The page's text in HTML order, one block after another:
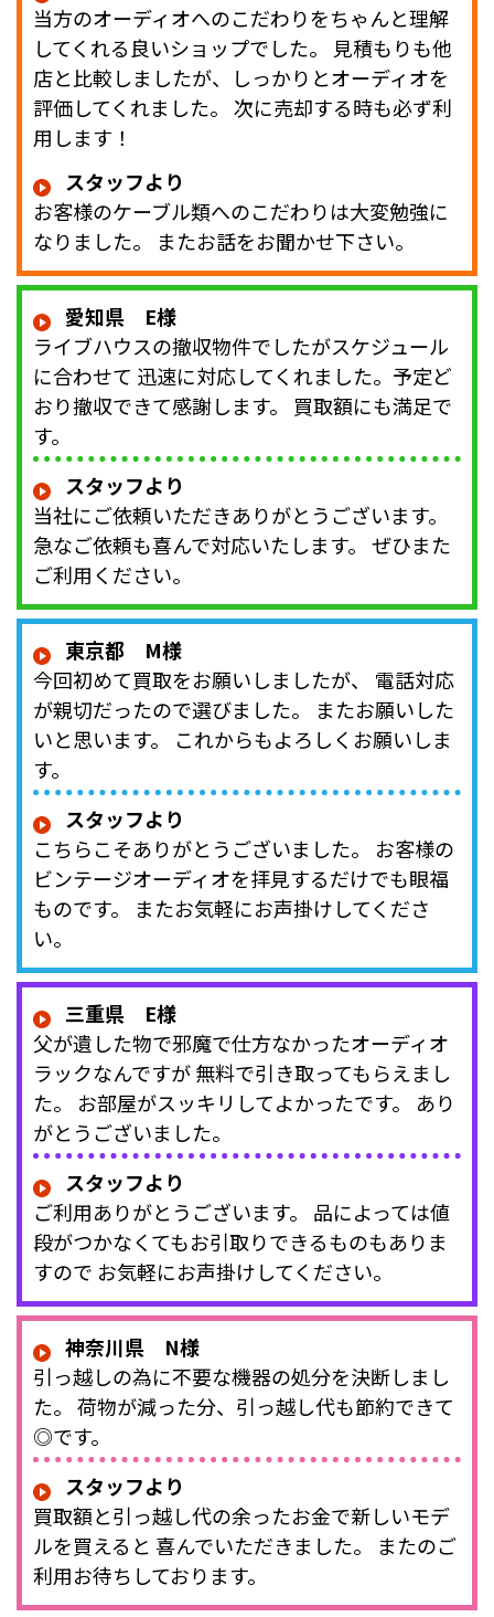
当方のオーディオへのこだわりをちゃんと理解
してくれる良いショップでした。 見積もりも他
店と比較しましたが、しっかりとオーディオを
評価してくれました。 次に売却する時も必ず利
用します！
スタッフより
お客様のケーブル類へのこだわりは大変勉強に
なりました。 またお話をお聞かせ下さい。
愛知県 E様
ライブハウスの撤収物件でしたがスケジュール
に合わせて 迅速に対応してくれました。予定ど
おり撤収できて感謝します。 買取額にも満足で
す。
スタッフより
当社にご依頼いただきありがとうございます。
急なご依頼も喜んで対応いたします。 ぜひまた
ご利用ください。
東京都 M様
今回初めて買取をお願いしましたが、 電話対応
が親切だったので選びました。 またお願いした
いと思います。 これからもよろしくお願いしま
す。
スタッフより
こちらこそありがとうございました。 お客様の
ビンテージオーディオを拝見するだけでも眼福
ものです。 またお気軽にお声掛けしてくださ
い。
三重県 E様
父が遺した物で邪魔で仕方なかったオーディオ
ラックなんですが 無料で引き取ってもらえまし
た。 お部屋がスッキリしてよかったです。 あり
がとうございました。
スタッフより
ご利用ありがとうございます。 品によっては値
段がつかなくてもお引取りできるものもありま
すので お気軽にお声掛けしてください。
神奈川県 N様
引っ越しの為に不要な機器の処分を決断しまし
た。 荷物が減った分、引っ越し代も節約できて
◎です。
スタッフより
買取額と引っ越し代の余ったお金で新しいモデ
ルを買えると 喜んでいただきました。 またのご
利用お待ちしております。